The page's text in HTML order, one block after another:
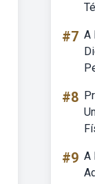
#7 A
#8
#9 A